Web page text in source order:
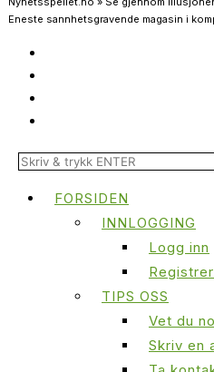
Eneste sannhetsgravende magasin i
FORSIDEN
INNLOGGING
Logg inn
TIPS OSS
Vet du
Skriv en